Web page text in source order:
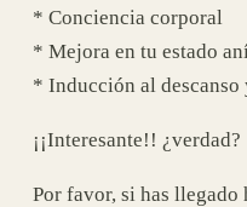
* Conciencia corporal
* Mejora en tu estado
* Inducción al descanso
¡¡Interesante!! ¿verdad?
Por favor, si has llegado